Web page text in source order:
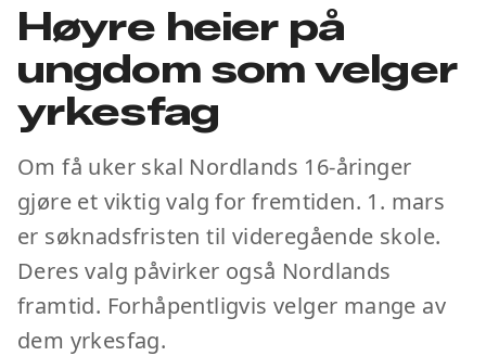
Høyre heier på
ungdom som velger
yrkesfag
Om få uker skal Nordlands 16-åringer
gjøre et viktig valg for fremtiden. 1. mars
er søknadsfristen til videregående skole.
Deres valg påvirker også Nordlands
framtid. Forhåpentligvis velger mange av
dem yrkesfag.